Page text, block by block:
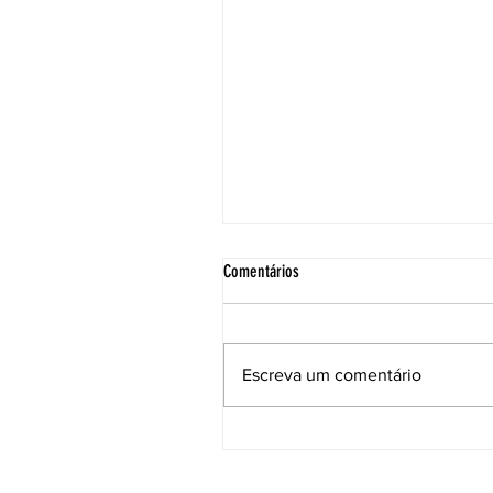
Comentários
Escreva um comentário